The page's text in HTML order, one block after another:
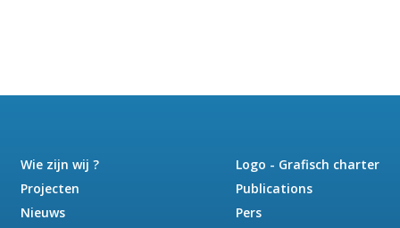
Wie zijn wij ?
Projecten
Nieuws
Logo - Grafisch charter
Publications
Pers